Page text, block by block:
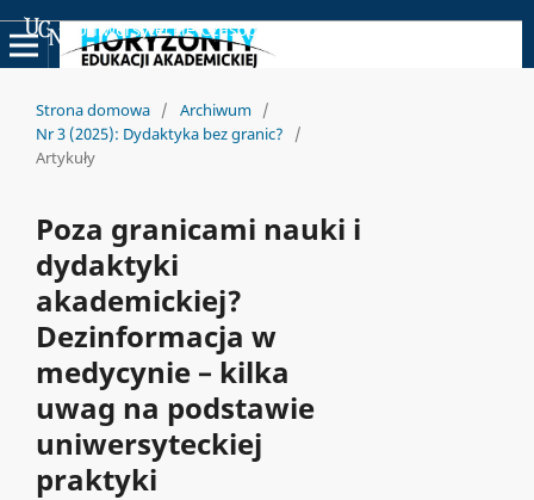
Uniwersyteckie Czasopisma Naukowe
Strona domowa / Archiwum /
Nr 3 (2025): Dydaktyka bez granic?
/
Artykuły
Poza granicami nauki i
dydaktyki
akademickiej?
Dezinformacja w
medycynie – kilka
uwag na podstawie
uniwersyteckiej
praktyki